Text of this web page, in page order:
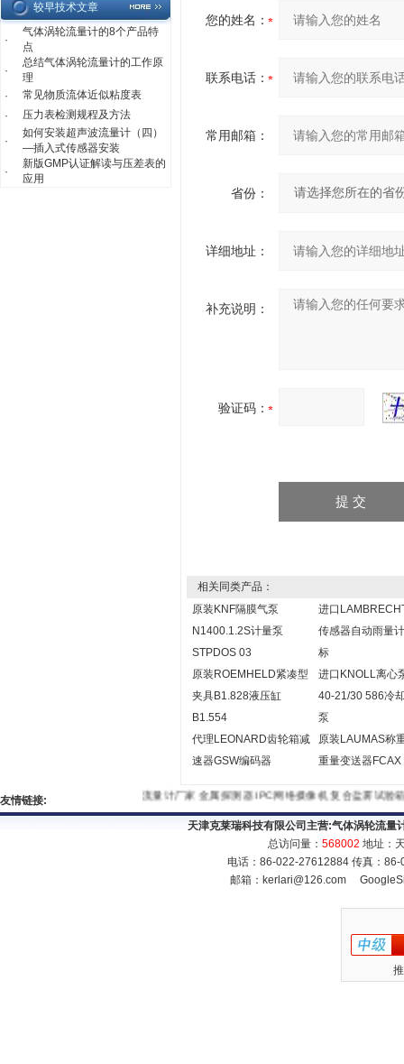
较早技术文章
·
气体涡轮流量计的8个产品特
点
·
总结气体涡轮流量计的工作原
理
·
常见物质流体近似粘度表
·
压力表检测规程及方法
·
如何安装超声波流量计（四）
—插入式传感器安装
·
新版GMP认证解读与压差表的
应用
您的姓名：
联系电话：
常用邮箱：
省份：
详细地址：
补充说明：
验证码：
相关同类产品：
原装KNF隔膜气泵
N1400.1.2S计量泵
STPDOS 03
进口
传感器自动雨量
标
原装ROEMHELD紧凑型
夹具B1.828液压缸
B1.554
进口KNOLL离心
40-21/30 586冷
泵
代理LEONARD齿轮箱减
速器GSW编码器
原装LAUMAS称
重量变送器FCAX
友情链接: 流量计厂家金属探测器IPC网络摄像机复合盐雾试验箱
天津克莱瑞科技有限公司主营:气体涡轮流量
总访问量： 568002 地址：
电话：86-022-27612884 传真：
邮箱： kerlari@126.com